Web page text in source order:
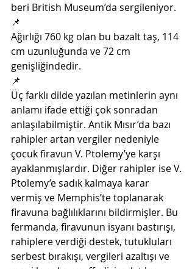
beri British Museum’da sergileniyor.
📌
Ağırlığı 760 kg olan bu bazalt taş, 114
cm uzunluğunda ve 72 cm
genişliğindedir.
📌
Üç farklı dilde yazılan metinlerin aynı
anlamı ifade ettiği çok sonradan
anlaşılabilmiştir. Antik Mısır’da bazı
rahipler artan vergiler nedeniyle
çocuk firavun V. Ptolemy’ye karşı
ayaklanmışlardır. Diğer rahipler ise V.
Ptolemy’e sadık kalmaya karar
vermiş ve Memphis’te toplanarak
firavuna bağlılıklarını bildirmişler. Bu
fermanda, firavunun isyanı bastırışı,
rahiplere verdiği destek, tutukluları
serbest bırakışı, vergileri azaltışı ve